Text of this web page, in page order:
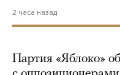
2 часа назад
Партия «Яблоко»